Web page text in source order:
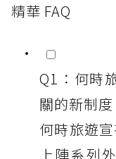
精華 FAQ
Q1：何時
關的新制度
何時旅遊
上陣系列